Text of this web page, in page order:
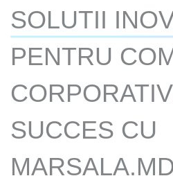
SOLUTII
PENTRU
SUCCES CU